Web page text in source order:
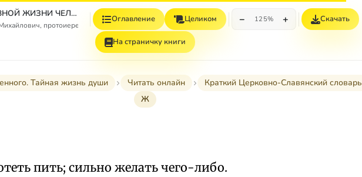
ЯВЛЕНИЯ ДУШЕВНОЙ ЖИЗНИ ЧЕЛОВЕКА ПОСЛЕ ЕГО ТЕЛЕСНОЙ СМЕРТИ
протоиерей
Оглавление Целиком − 125% + Скачать
На страничку книги
Тайная жизнь души Читать онлайн
Краткий Церковно-Славянский словарь
Ж
пить; сильно желать чего-либо.